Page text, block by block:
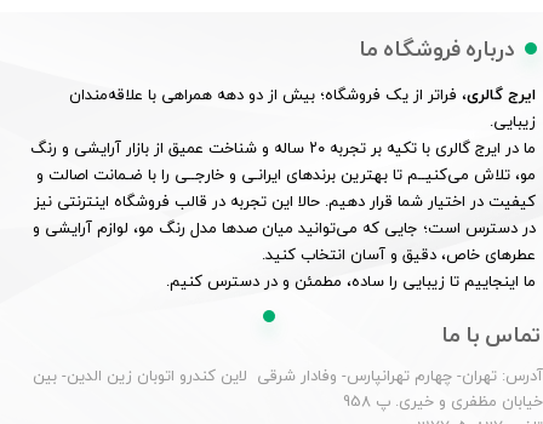
درباره فروشگاه ما
ایرج گالری، فراتر از یک فروشگاه؛ بیش از دو دهه همراهی با علاقه‌مندان
زیبایی.
ما در ایرج گالری با تکیه بر تجربه ۲۰ ساله و شناخت عمیق از بازار آرایشی و رنگ
مو، تلاش می‌کنیــم تا بهترین برندهای ایرانـی و خارجــی را با ضـمانت اصالت و
کیفیت در اختیار شما قرار دهیم. حالا این تجربه در قالب فروشگاه اینترنتی نیز
در دسترس است؛ جایی که می‌توانید میان صدها مدل رنگ مو، لوازم آرایشی و
عطرهای خاص، دقیق و آسان انتخاب کنید.
ما اینجاییم تا زیبایی را ساده، مطمئن و در دسترس کنیم.
تماس با ما
آدرس: تهران- چهارم تهرانپارس- وفادار شرقی لاین کندرو اتوبان زین الدین- بین
خیابان مظفری و خیری. پ 958